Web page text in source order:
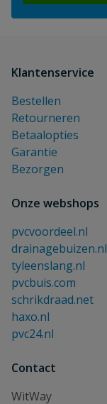
Klantenservice
Bestellen
Retourneren
Betaalopties
Garantie
Bezorgen
Onze webshops
pvcvoordeel.nl
drainagebuizen.nl
tyleenslang.nl
pvcbuis.com
schrikdraad.net
haxo.nl
pvc24.nl
Contact
WitWay